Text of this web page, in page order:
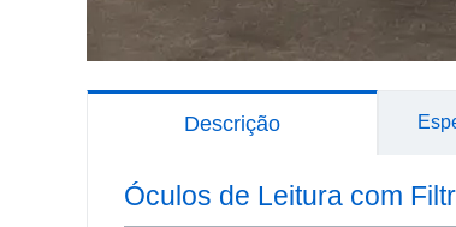
Descrição
Óculos de Leitura com